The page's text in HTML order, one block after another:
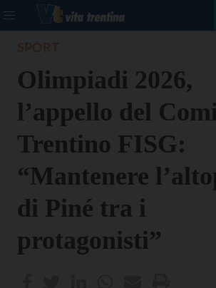
Olimpiadi 2026,
l’appello del
Trentino FISG:
“Mantenere
di Piné tra i
protagonisti”